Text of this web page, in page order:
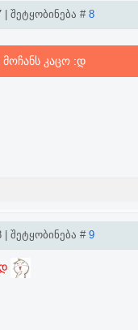
| შეტყობინება # 8
მოჩანს კაცო :დ
| შეტყობინება # 9